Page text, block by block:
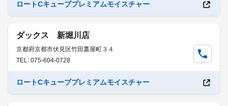
ロートCキューブプレミアムモイスチャー
ダックス 新堀川店
京都府京都市伏見区竹田藁屋町３４
TEL: 075-604-0728
ロートCキューブプレミアムモイスチャー